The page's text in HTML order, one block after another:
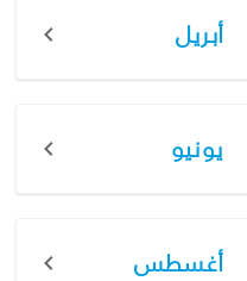
أبريل
يونيو
أغسطس